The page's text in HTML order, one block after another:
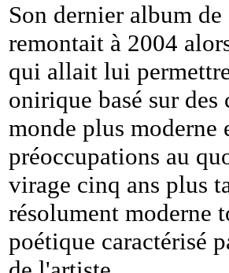
Son dernier album
remontait à 2004
qui allait lui
onirique basé sur des
monde plus moderne
préoccupations au
virage cinq ans plus
résolument moderne
poétique caractérisé